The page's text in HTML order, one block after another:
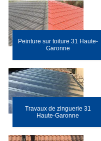
Peinture sur toiture 31 Haute-
Garonne
Travaux de zinguerie 31
Haute-Garonne